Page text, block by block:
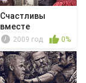
Счастливы
вместе
2009 год 0%